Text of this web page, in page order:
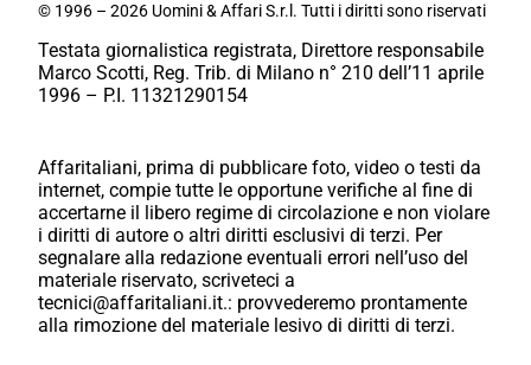
© 1996 – 2026 Uomini & Affari S.r.l. Tutti i diritti sono riservati
Testata giornalistica registrata, Direttore responsabile
Marco Scotti, Reg. Trib. di Milano n° 210 dell’11 aprile
1996 – P.I. 11321290154
Affaritaliani, prima di pubblicare foto, video o testi da
internet, compie tutte le opportune verifiche al fine di
accertarne il libero regime di circolazione e non violare
i diritti di autore o altri diritti esclusivi di terzi. Per
segnalare alla redazione eventuali errori nell’uso del
materiale riservato, scriveteci a
tecnici@affaritaliani.it.: provvederemo prontamente
alla rimozione del materiale lesivo di diritti di terzi.